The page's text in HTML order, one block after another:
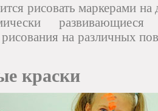
рисовать маркерами
на различных
краски